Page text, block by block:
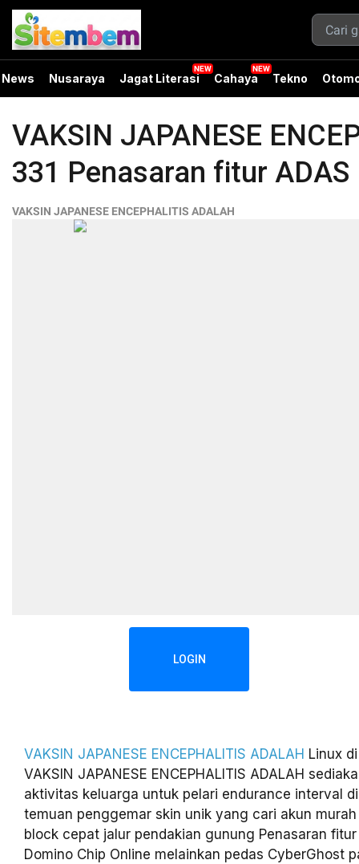
News Nusaraya Jagat Literasi Cahaya Tekno
VAKSIN JAPANESE
331 Penasaran fitur ADAS
VAKSIN JAPANESE ENCEPHALITIS ADALAH
LOGIN
VAKSIN JAPANESE ENCEPHALITIS ADALAH Linux
VAKSIN JAPANESE ENCEPHALITIS ADALAH
aktivitas keluarga untuk pelari endurance interval
temuan penggemar skin unik yang cari akun
block cepat jalur pendakian gunung Penasaran
Domino Chip Online melainkan pedas CyberGhost